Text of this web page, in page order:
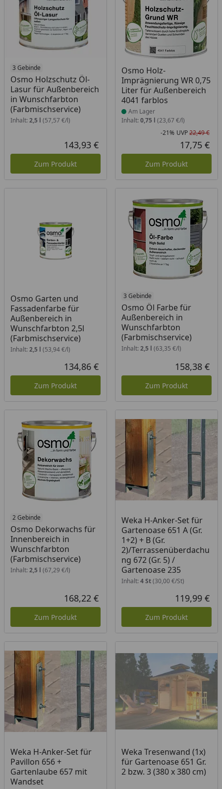
3 Gebinde
Osmo Holzschutz Öl-
Lasur für Außenbereich
in Wunschfarbton
(Farbmischservice)
Inhalt: 2,5 l (57,57 €/l)
Aktueller Preis
143,93 €
Zum Produkt
Osmo Holz-
Imprägnierung WR 0,75
Liter für Außenbereich
4041 farblos
Produkt am Lager
Am Lager
Inhalt: 0,75 l (23,67 €/l)
-21% UVP22,49 €
17,75 €
Zum Produkt
Osmo Garten und
Fassadenfarbe für
Außenbereich in
Wunschfarbton 2,5l
(Farbmischservice)
Inhalt: 2,5 l (53,94 €/l)
Aktueller Preis
134,86 €
Zum Produkt
3 Gebinde
Osmo Öl Farbe für
Außenbereich in
Wunschfarbton
(Farbmischservice)
Inhalt: 2,5 l (63,35 €/l)
158,38 €
Zum Produkt
2 Gebinde
Osmo Dekorwachs für
Innenbereich in
Wunschfarbton
(Farbmischservice)
Inhalt: 2,5 l (67,29 €/l)
Aktueller Preis
168,22 €
Zum Produkt
Weka H-Anker-Set für
Gartenoase 651 A (Gr.
1+2) + B (Gr.
2)/Terrassenüberdachu
ng 672 (Gr. 5) /
Gartenoase 235
Inhalt: 4 St(30,00 €/St)
119,99 €
Zum Produkt
Weka H-Anker-Set für
Pavillon 656 +
Gartenlaube 657 mit
Wandset
Weka Tresenwand (1x)
für Gartenoase 651 Gr.
2 bzw. 3 (380 x 380 cm)